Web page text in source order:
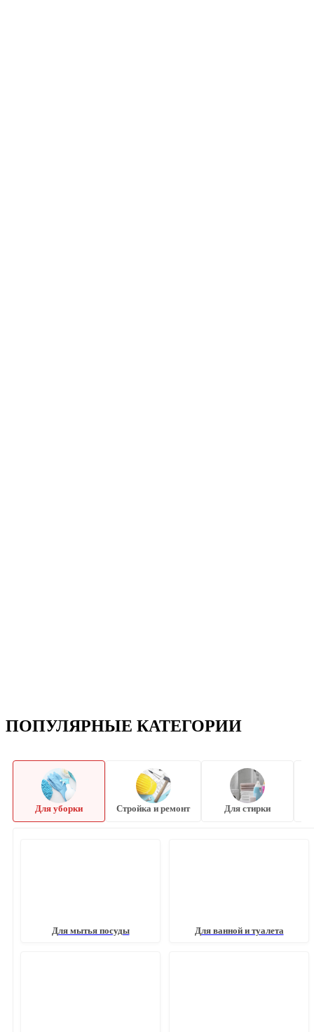
ПОПУЛЯРНЫЕ КАТЕГОРИИ
Для уборки Стройка и ремонт Для стирки
Для мытья посуды Для ванной и туалета